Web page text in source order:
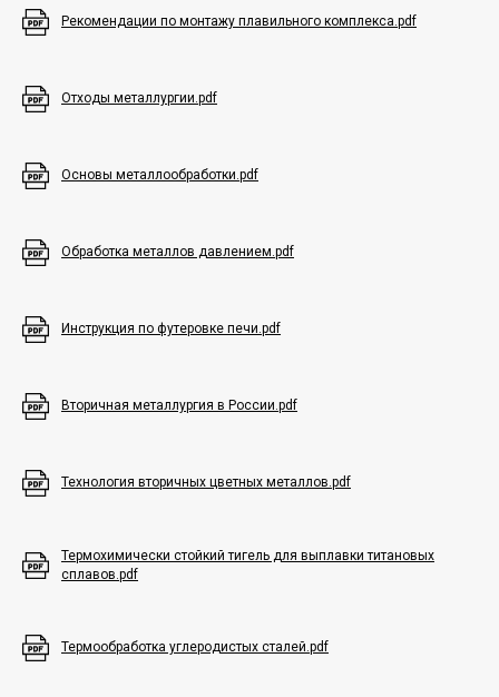
Рекомендации по монтажу плавильного комплекса.pdf
Отходы металлургии.pdf
Основы металлообработки.pdf
Обработка металлов давлением.pdf
Инструкция по футеровке печи.pdf
Вторичная металлургия в России.pdf
Технология вторичных цветных металлов.pdf
Термохимически стойкий тигель для выплавки титановых
сплавов.pdf
Термообработка углеродистых сталей.pdf